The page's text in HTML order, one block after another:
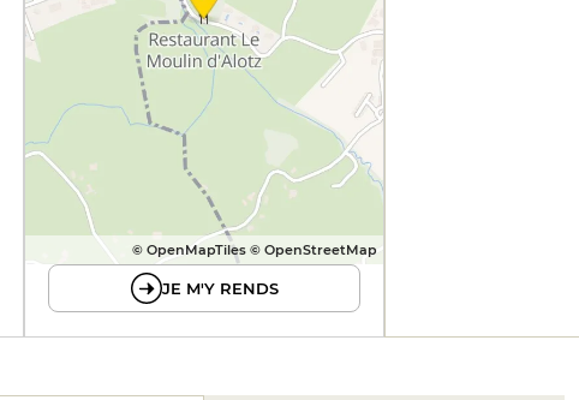
© OpenMapTiles © OpenStreetMap
JE M'Y RENDS